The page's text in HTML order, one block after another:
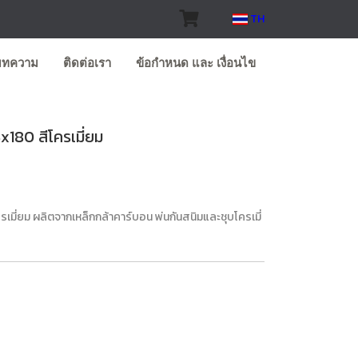
TH
ความ ติดต่อเรา ข้อกำหนด และ เงื่อนไข
สีโครเมี่ยม
มี่ยม ผลิตจากเหล็กกล้าคาร์บอน พ่นกันสนิมและชุบโครเมี่